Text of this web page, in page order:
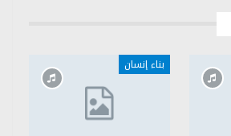
بناء إنسان